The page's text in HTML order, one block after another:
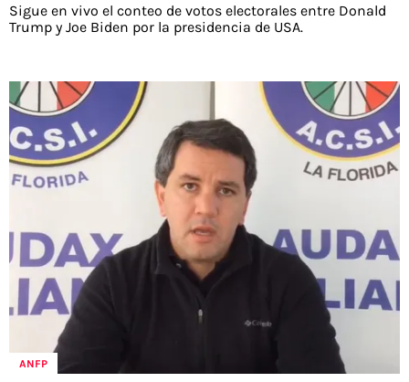
Sigue en vivo el conteo de votos electorales entre Donald
Trump y Joe Biden por la presidencia de USA.
ANFP